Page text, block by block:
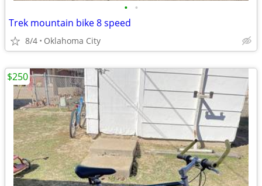
• •
Trek mountain bike 8 speed
8/4 Oklahoma City
$250